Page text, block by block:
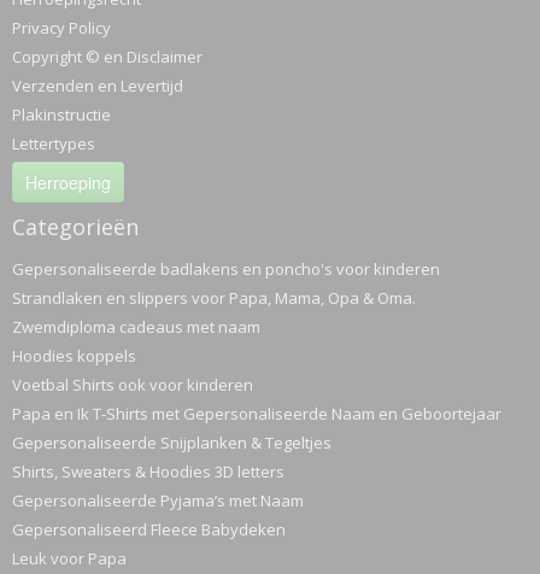
Privacy Policy
Copyright © en Disclaimer
Verzenden en Levertijd
Plakinstructie
Lettertypes
Herroeping
Categorieën
Gepersonaliseerde badlakens en poncho's voor kinderen
Strandlaken en slippers voor Papa, Mama, Opa & Oma.
Zwemdiploma cadeaus met naam
Hoodies koppels
Voetbal Shirts ook voor kinderen
Papa en Ik T-Shirts met Gepersonaliseerde Naam en Geboortejaar
Gepersonaliseerde Snijplanken & Tegeltjes
Shirts, Sweaters & Hoodies 3D letters
Gepersonaliseerde Pyjama’s met Naam
Gepersonaliseerd Fleece Babydeken
Leuk voor Papa